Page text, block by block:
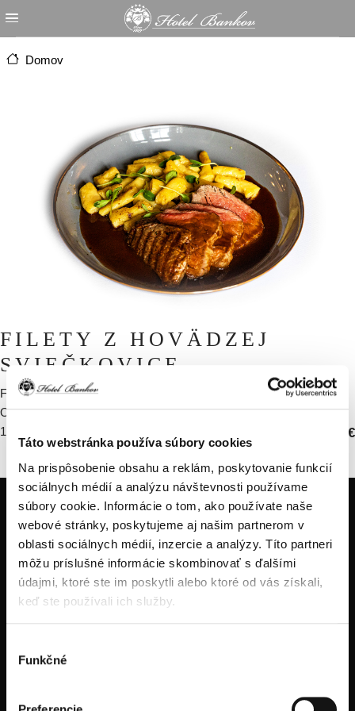
Táto webstránka používa súbory cookies
Na prispôsobenie obsahu a reklám, poskytovanie funkcií
sociálnych médií a analýzu návštevnosti používame
súbory cookie. Informácie o tom, ako používate naše
webové stránky, poskytujeme aj našim partnerom v
oblasti sociálnych médií, inzercie a analýzy. Títo partneri
môžu príslušné informácie skombinovať s ďalšími
údajmi, ktoré ste im poskytli alebo ktoré od vás získali,
keď ste používali ich služby.
súhlasu
Funkčné
Skočiť na hlavný obsah
Domov
FILETY Z HOVÄDZEJ
SVIEČKOVICE
FILETY Z HOVÄDZEJ SVIEČKOVICE / ŠÍPKOVO-VÍNOVÁ
OMÁČKA / DOMÁCE OPEKANÉ ZEMIAKOVÉ ŠÚĽANCE
170g
23.90 €